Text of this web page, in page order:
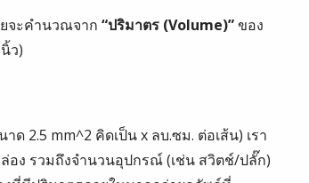
จะคำนวณจาก “ปริมาตร (Volume)”ของ
ว)
2.5 mm^2 คิดเป็น x ลบ.ซม. ต่อเส้น) เรา
อง รวมถึงจำนวนอุปกรณ์ (เช่น สวิตช์/ปลั๊ก)